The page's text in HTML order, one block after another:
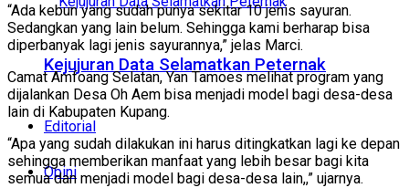
Kejujuran Data Selamatkan Peternak
Editorial
Opini
“Ada kebun yang sudah punya sekitar 10 jenis sayuran.
Sedangkan yang lain belum. Sehingga kami berharap bisa
diperbanyak lagi jenis sayurannya,” jelas Marci.
Camat Amfoang Selatan, Yan Tamoes melihat program yang
dijalankan Desa Oh Aem bisa menjadi model bagi desa-desa
lain di Kabupaten Kupang.
“Apa yang sudah dilakukan ini harus ditingkatkan lagi ke depan
sehingga memberikan manfaat yang lebih besar bagi kita
semua dan menjadi model bagi desa-desa lain,,” ujarnya.